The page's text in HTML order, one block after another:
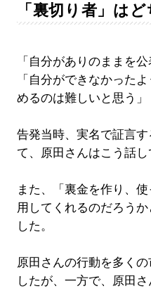
「裏切り者」は
「自分がありのままを
「自分ができなかった
めるのは難しいと思う」
告発当時、実名で証言
て、原田さんはこう話し
また、「裏金を作り、
用してくれるのだろう
した。
原田さんの行動を多く
したが、一方で、原田